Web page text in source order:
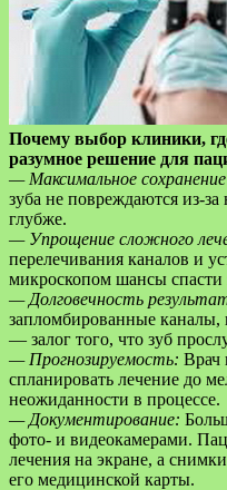
Почему выбор клиники,
разумное решение для
— Максимальное
зуба не повреждаются из-за
глубже.
— Упрощение сложного
перелечивания каналов и
микроскопом шансы спасти
— Долговечность
запломбированные каналы,
— залог того, что зуб
— Прогнозируемость: Врач
спланировать лечение до
неожиданности в процессе.
— Документирование:
фото- и видеокамерами.
лечения на экране, а
его медицинской карты.